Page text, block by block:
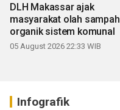
DLH Makassar ajak
masyarakat olah sampah
organik sistem komunal
05 August 2026 22:33 WIB
Infografik